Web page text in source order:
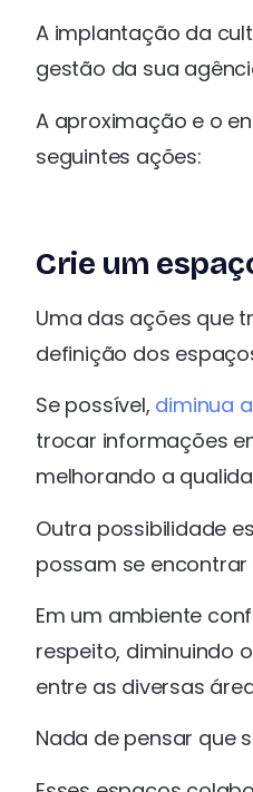
A implantação da
gestão da sua
A aproximação e o
seguintes ações:
Crie um
Uma das ações que
definição dos
Se possível, diminua
trocar informações
melhorando a
Outra possibilidade
possam se
Em um ambiente
respeito, diminuindo
entre as diversas
Nada de pensar que